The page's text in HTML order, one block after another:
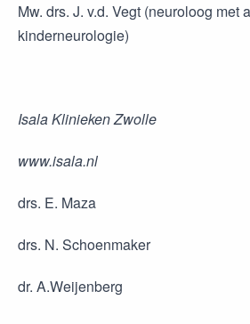
Mw. drs. J. v.d. Vegt (neuroloog met
kinderneurologie)
Isala Klinieken Zwolle
www.isala.nl
drs. E. Maza
drs. N. Schoenmaker
dr. A.Weijenberg